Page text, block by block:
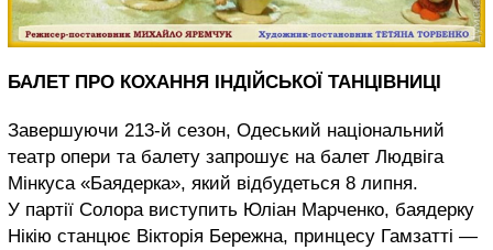
БАЛЕТ ПРО КОХАННЯ ІНДІЙСЬКОЇ ТАНЦІВНИЦІ
Завершуючи 213-й сезон, Одеський національний
театр опери та балету запрошує на балет Людвіга
Мінкуса «Баядерка», який відбудеться 8 липня.
У партії Солора виступить Юліан Марченко, баядерку
Нікію станцює Вікторія Бережна, принцесу Гамзатті —